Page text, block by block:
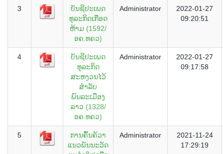
3
ບັນຊີປະເພດ
ທຸລະກິດເກືອດ
ຫ້າມ (1592/
ອຄ.ທຄວ)
Administrator
2022-01-27
09:20:51
4
ບັນຊີປະເພດ
ທຸລະກິດ
ສະຫງວນໄວ້
ສຳລັບ
ພົນລະເມືອງ
ລາວ (1328/
ອຄ.ທຄວ)
Administrator
2022-01-27
09:17:58
5
ການຄົ້ນຄ້ວາ
ແນວພັນນະວັດ
Administrator
2021-11-24
17:29:19